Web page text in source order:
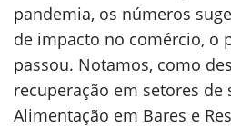
pandemia, os números
de impacto no comércio, o
passou. Notamos, como
recuperação em setores de
Alimentação em Bares e